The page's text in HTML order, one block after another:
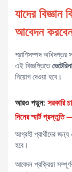
যাদের
আবেদন
প্রাণিসম্পদ অধিদপ্তর
এই বিজ্ঞপ্তিতে
নিয়োগ দেওয়া হবে।
আরও পড়ুন: সরকারি
দিনের স্মার্ট
আগ্রহী প্রার্থীদের জন্য
হবে।
আবেদন প্রক্রিয়া